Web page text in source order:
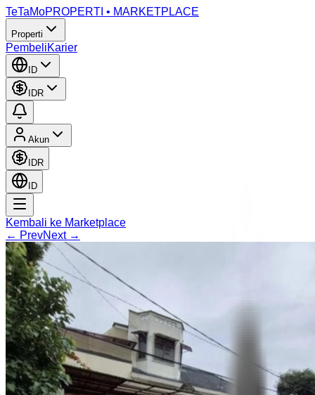
TeTaMoPROPERTI • MARKETPLACE
Properti
PembeliKarier
ID
IDR
Akun
IDR
ID
Kembali ke Marketplace
← PrevNext →